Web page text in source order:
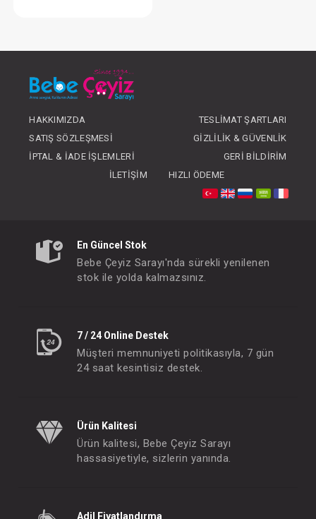
OLUNUZ
HAKKIMIZDA
TESLIMAT ŞARTLARI
SATIŞ SÖZLEŞMESI
GIZLILIK & GÜVENLIK
İPTAL & İADE İŞLEMLERI
GERI BILDIRIM
İLETIŞIM
HIZLI ÖDEME
En Güncel Stok
Bebe Çeyiz Sarayı'nda sürekli yenilenen
stok ile yolda kalmazsınız.
7 / 24 Online Destek
Müşteri memnuniyeti politikasıyla, 7 gün
24 saat kesintisiz destek.
Ürün Kalitesi
Ürün kalitesi, Bebe Çeyiz Sarayı
hassasiyetiyle, sizlerin yanında.
Adil Fiyatlandırma